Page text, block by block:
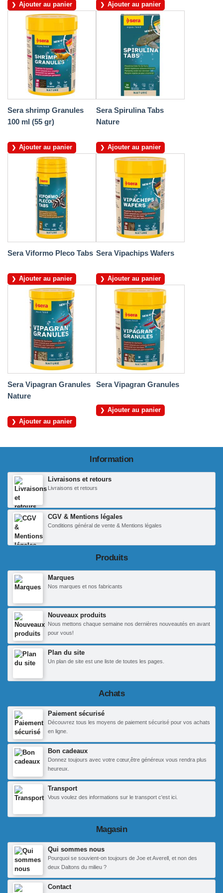
Ajouter au panier Ajouter au panier
Sera shrimp Granules
100 ml (55 gr)
Ajouter au panier
Sera Spirulina Tabs
Nature
Ajouter au panier
Sera Viformo Pleco Tabs
Ajouter au panier
Sera Vipachips Wafers
Ajouter au panier
Sera Vipagran Granules
Nature
Ajouter au panier
Sera Vipagran Granules
Ajouter au panier
Information
Livraisons et retours
Livraisons et retours
CGV & Mentions légales
Conditions général de vente & Mentions légales
Produits
Marques
Nos marques et nos fabricants
Nouveaux produits
Nous mettons chaque semaine nos dernières nouveautés en avant
pour vous!
Plan du site
Un plan de site est une liste de toutes les pages.
Achats
Paiement sécurisé
Découvrez tous les moyens de paiement sécurisé pour vos achats
en ligne.
Bon cadeaux
Donnez toujours avec votre cœur,être généreux vous rendra plus
heureux.
Transport
Vous voulez des informations sur le transport c'est ici.
Magasin
Qui sommes nous
Pourquoi se souvient-on toujours de Joe et Averell, et non des
deux Daltons du milieu ?
Contact